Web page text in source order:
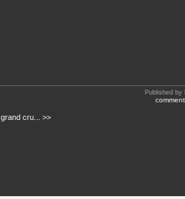
Published by
cru... >>